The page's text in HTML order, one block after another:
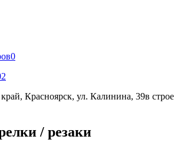
0
Красноярск, ул. Калинина, 39в
/ резаки